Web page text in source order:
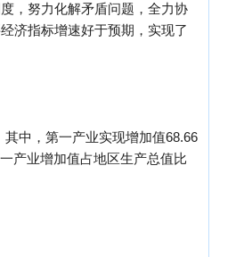
，努力化解矛盾问题，全力协
济指标增速好于预期，实现了
中，第一产业实现增加值68.66
产业增加值占地区生产总值比